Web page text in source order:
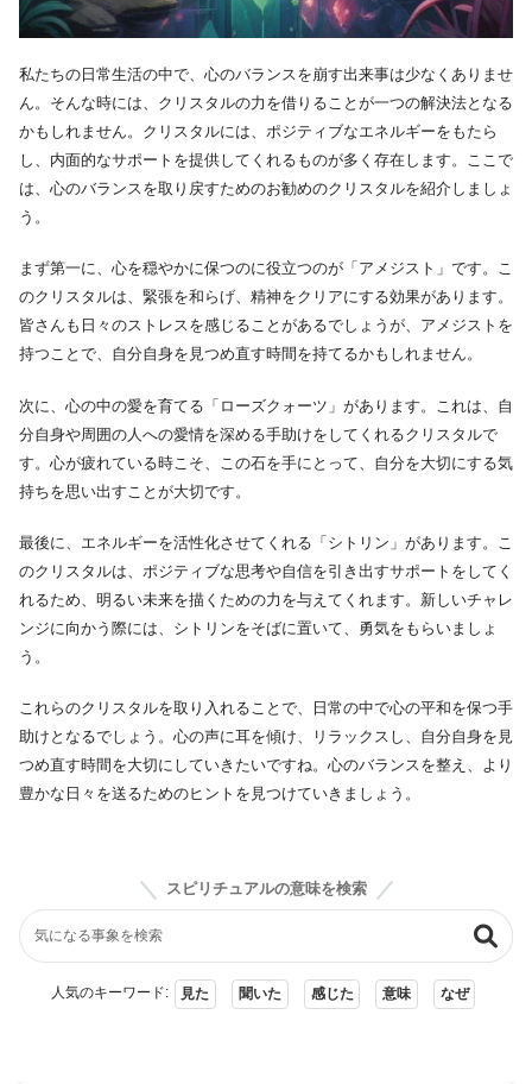
私たちの日常生活の中で、心のバランスを崩す出来事は少なくありませ
ん。そんな時には、クリスタルの力を借りることが一つの解決法となる
かもしれません。クリスタルには、ポジティブなエネルギーをもたら
し、内面的なサポートを提供してくれるものが多く存在します。ここで
は、心のバランスを取り戻すためのお勧めのクリスタルを紹介しましょ
う。
まず第一に、心を穏やかに保つのに役立つのが「アメジスト」です。こ
のクリスタルは、緊張を和らげ、精神をクリアにする効果があります。
皆さんも日々のストレスを感じることがあるでしょうが、アメジストを
持つことで、自分自身を見つめ直す時間を持てるかもしれません。
次に、心の中の愛を育てる「ローズクォーツ」があります。これは、自
分自身や周囲の人への愛情を深める手助けをしてくれるクリスタルで
す。心が疲れている時こそ、この石を手にとって、自分を大切にする気
持ちを思い出すことが大切です。
最後に、エネルギーを活性化させてくれる「シトリン」があります。こ
のクリスタルは、ポジティブな思考や自信を引き出すサポートをしてく
れるため、明るい未来を描くための力を与えてくれます。新しいチャレ
ンジに向かう際には、シトリンをそばに置いて、勇気をもらいましょ
う。
これらのクリスタルを取り入れることで、日常の中で心の平和を保つ手
助けとなるでしょう。心の声に耳を傾け、リラックスし、自分自身を見
つめ直す時間を大切にしていきたいですね。心のバランスを整え、より
豊かな日々を送るためのヒントを見つけていきましょう。
スピリチュアルの意味を検索
人気のキーワード: 見た 聞いた 感じた 意味 なぜ